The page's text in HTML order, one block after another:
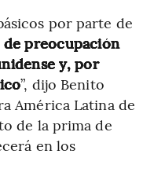
por parte de
de preocupación
y, por
”, dijo Benito
América Latina de
de la prima de
en los